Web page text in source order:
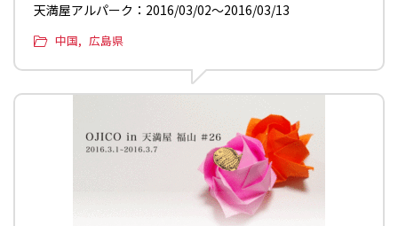
天満屋アルパーク：2016/03/02〜2016/03/13
中国 広島県